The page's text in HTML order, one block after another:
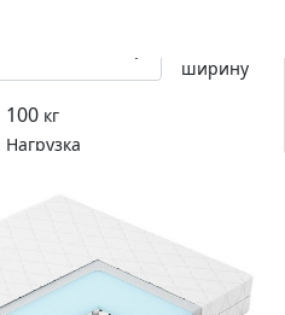
ширину
100 кг
Нагрузка
пружинах с
наполнителей.
Выбрать